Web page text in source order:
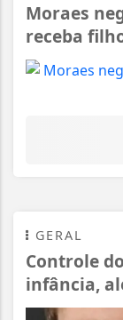
Moraes
receba
GERAL
Controle
infância,